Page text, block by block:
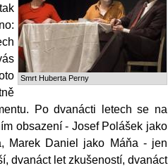
Smrt Huberta Perny
Po dvanácti letech se na
obsazení - Josef Polášek jako
Marek Daniel jako Máňa - jen
dvanáct let zkušeností, dvanáct